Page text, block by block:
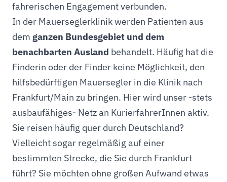
fahrerischen Engagement verbunden.
In der Mauerseglerklinik werden Patienten aus
dem ganzen Bundesgebiet und dem
benachbarten Ausland behandelt. Häufig hat die
Finderin oder der Finder keine Möglichkeit, den
hilfsbedürftigen Mauersegler in die Klinik nach
Frankfurt/Main zu bringen. Hier wird unser -stets
ausbaufähiges- Netz an KurierfahrerInnen aktiv.
Sie reisen häufig quer durch Deutschland?
Vielleicht sogar regelmäßig auf einer
bestimmten Strecke, die Sie durch Frankfurt
führt? Sie möchten ohne großen Aufwand etwas